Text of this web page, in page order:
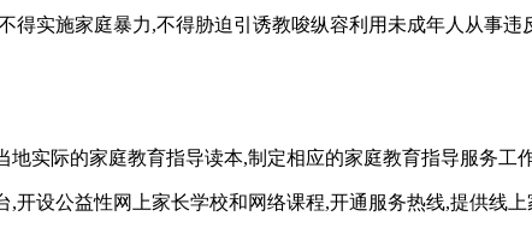
实施家庭暴力,不得胁迫引诱教唆纵容利用未成年人从事违
实际的家庭教育指导读本,制定相应的家庭教育指导服务工
设公益性网上家长学校和网络课程,开通服务热线,提供线上